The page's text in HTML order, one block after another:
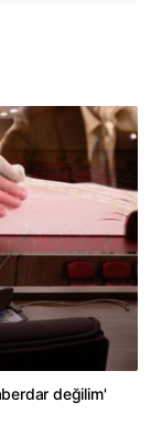
değilim'